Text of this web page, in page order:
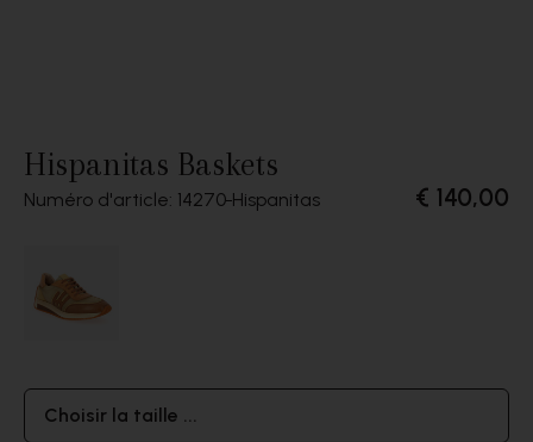
Hispanitas Baskets
Numéro d'article: 14270 Hispanitas € 140,00
Choisir la taille ...